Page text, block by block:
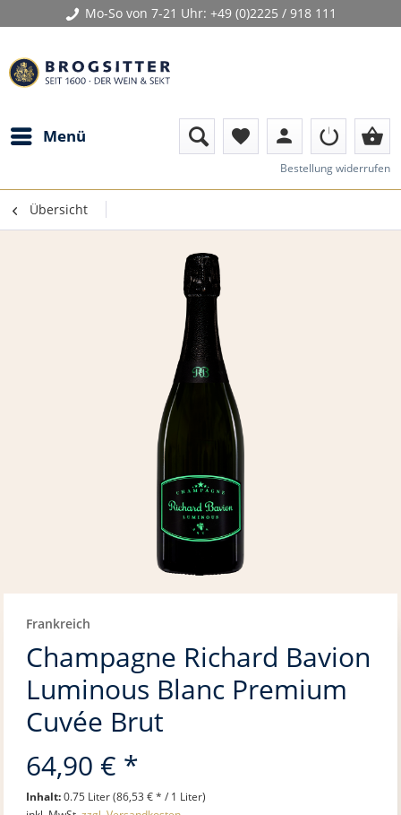
Mo-So von 7-21 Uhr: +49 (0)2225 / 918 111
Menü favorite person shopping_basket
Bestellung widerrufen
Übersicht
Frankreich
Champagne Richard Bavion
Luminous Blanc Premium
Cuvée Brut
64,90 € *
Inhalt:0.75 Liter (86,53 € * / 1 Liter)